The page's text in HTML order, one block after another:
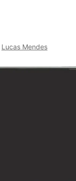
Lucas Mendes